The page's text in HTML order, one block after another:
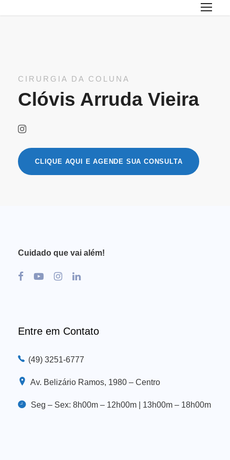
CIRURGIA DA COLUNA
Clóvis Arruda Vieira
CLIQUE AQUI E AGENDE SUA CONSULTA
Cuidado que vai além!
Entre em Contato
(49) 3251-6777
Av. Belizário Ramos, 1980 – Centro
Seg – Sex: 8h00m – 12h00m | 13h00m – 18h00m